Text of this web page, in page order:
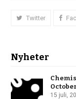
Twitter
Nyheter
15 juli,